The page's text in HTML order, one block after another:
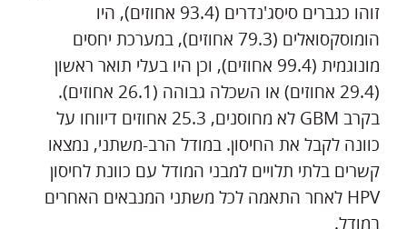
זוהו כגברים סיסג'נדרים (93.4 אחוזים), היו
הומוסקסואלים (79.3 אחוזים), במערכת יחסים
מונוגמית (99.4 אחוזים), וכן היו בעלי תואר ראשון
(29.4 אחוזים) או השכלה גבוהה (26.1 אחוזים).
בקרב GBM לא מחוסנים, 25.3 אחוזים דיווחו על
כוונה לקבל את החיסון. במודל הרב-משתני, נמצאו
קשרים בלתי תלויים למבני המודל עם כוונת לחיסון
HPV לאחר התאמה לכל משתני המנבאים האחרים
במודל.